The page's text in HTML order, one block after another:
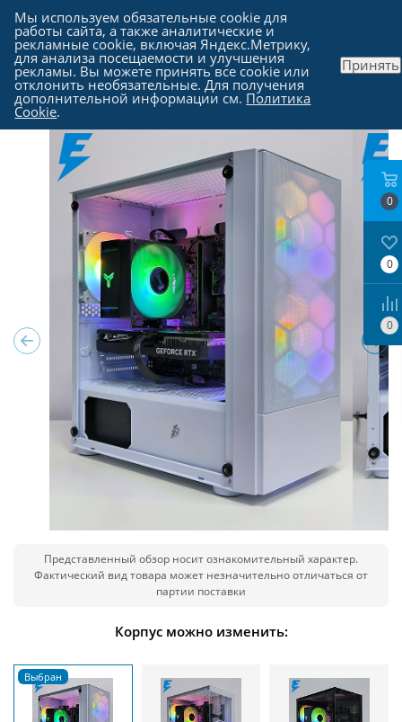
Каталог - Компьютеры в Москве
Представленный обзор носит ознакомительный характер.
Фактический вид товара может незначительно отличаться от
партии поставки
Корпус можно изменить:
0
0
0
Мы используем обязательные cookie для
работы сайта, а также аналитические и
рекламные cookie, включая Яндекс.Метрику,
для анализа посещаемости и улучшения
рекламы. Вы можете принять все cookie или
отклонить необязательные. Для получения
дополнительной информации см. Политика
Cookie.
Принять